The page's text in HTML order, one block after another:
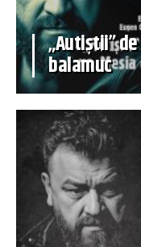
„Autiștii”
balamuc